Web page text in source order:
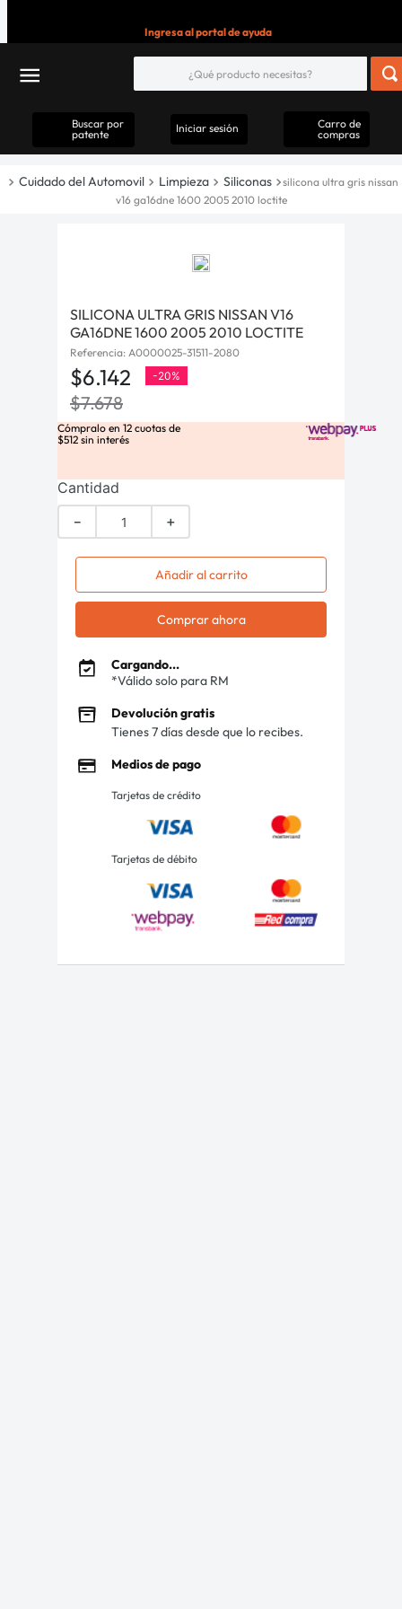
Ingresa al portal de ayuda
Buscar por
patente
Iniciar sesión
Carro de
compras
Cuidado del Automovil Limpieza Siliconas
silicona ultra gris nissan
v16 ga16dne 1600 2005 2010 loctite
SILICONA ULTRA GRIS NISSAN V16
GA16DNE 1600 2005 2010 LOCTITE
Referencia: A0000025-31511-2080
$6.142 -20%
$7.678
Cómpralo en 12 cuotas de
$512 sin interés
Cantidad
＋
－
Añadir al carrito
Comprar ahora
Cargando...
*Válido solo para RM
Devolución gratis
Tienes 7 días desde que lo recibes.
Medios de pago
Tarjetas de crédito
Tarjetas de débito